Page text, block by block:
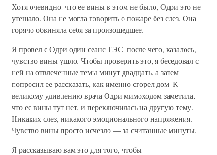
Хотя очевидно, что ее вины в этом не было, Одри это не
утешало. Она не могла говорить о пожаре без слез. Она
горячо обвиняла себя за произошедшее.
Я провел с Одри один сеанс ТЭС, после чего, казалось,
чувство вины ушло. Чтобы проверить это, я беседовал с
ней на отвлеченные темы минут двадцать, а затем
попросил ее рассказать, как именно сгорел дом. К
великому удивлению врача Одри мимоходом заметила,
что ее вины тут нет, и переключилась на другую тему.
Никаких слез, никакого эмоционального напряжения.
Чувство вины просто исчезло — за считанные минуты.
Я рассказываю вам это для того, чтобы